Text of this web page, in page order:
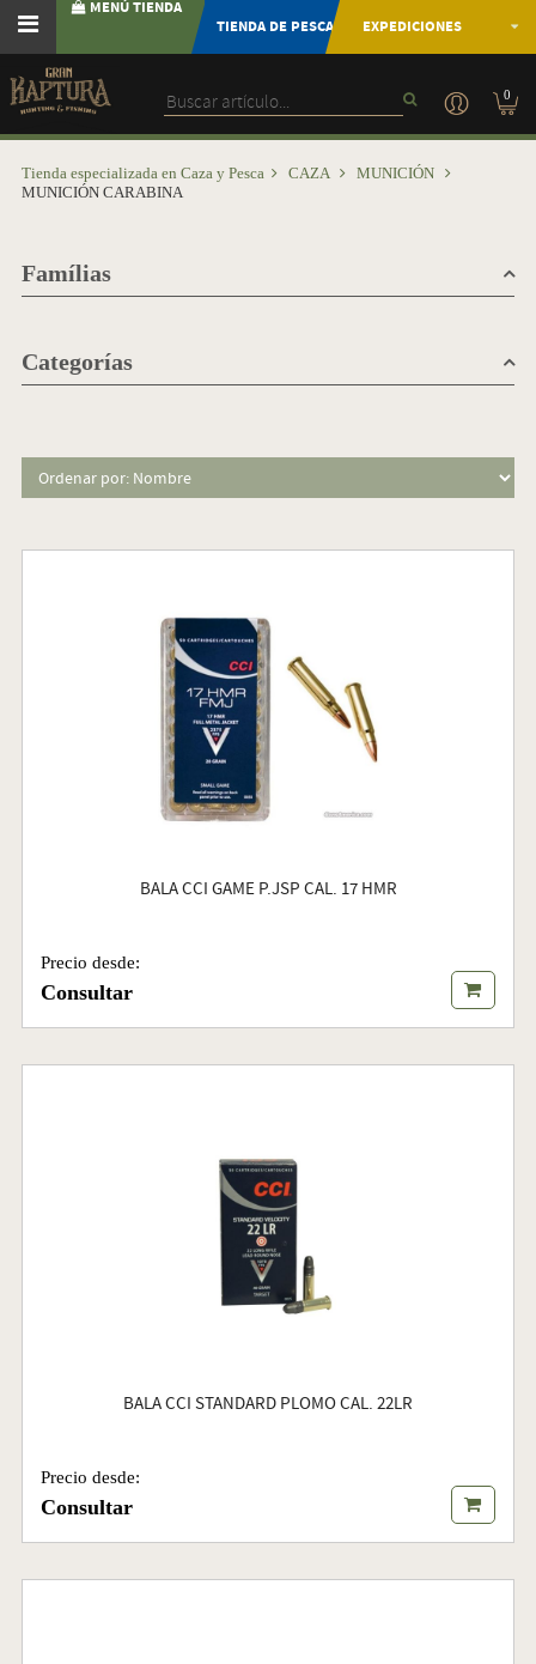
MENÚ TIENDA
TIENDA DE PESCA
EXPEDICIONES
0
Tienda especializada en Caza y Pesca CAZA
MUNICIÓN
MUNICIÓN CARABINA
Famílias
Categorías
BALA CCI GAME P.JSP CAL. 17 HMR
Precio desde:
Consultar
BALA CCI STANDARD PLOMO CAL. 22LR
Precio desde:
Consultar